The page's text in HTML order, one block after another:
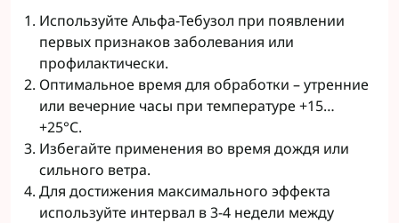
Используйте Альфа-Тебузол при появлении
первых признаков заболевания или
профилактически.
Оптимальное время для обработки – утренние
или вечерние часы при температуре +15…
+25°C.
Избегайте применения во время дождя или
сильного ветра.
Для достижения максимального эффекта
используйте интервал в 3-4 недели между